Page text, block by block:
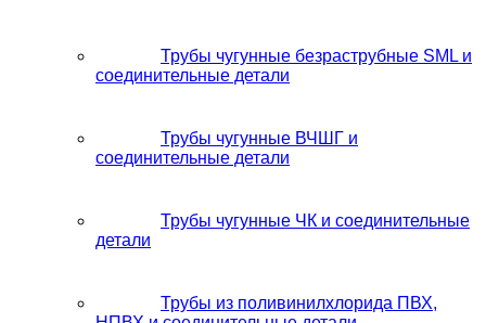
Трубы чугунные безраструбные SML и
соединительные детали
Трубы чугунные ВЧШГ и
соединительные детали
Трубы чугунные ЧК и соединительные
детали
Трубы из поливинилхлорида ПВХ,